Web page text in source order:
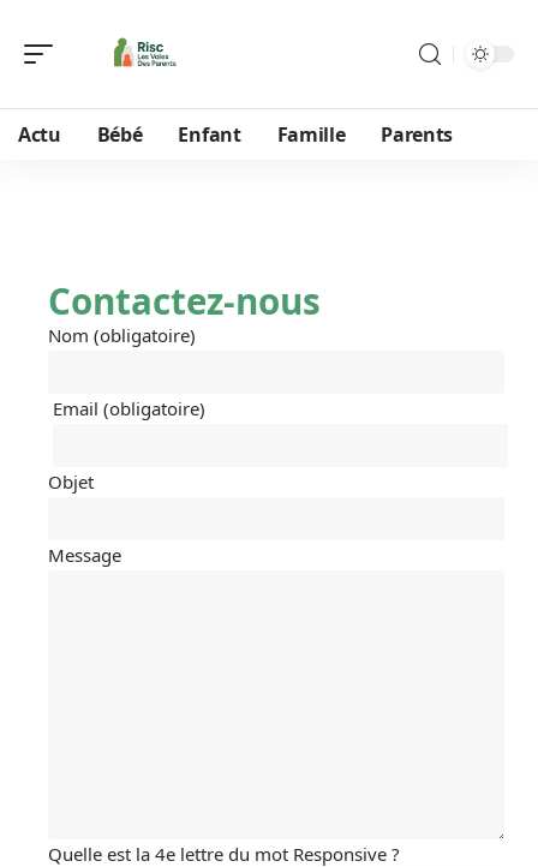
Actu Bébé Enfant Famille Parents
Contactez-nous
Nom (obligatoire)
Email (obligatoire)
Objet
Message
Quelle est la 4e lettre du mot Responsive ?